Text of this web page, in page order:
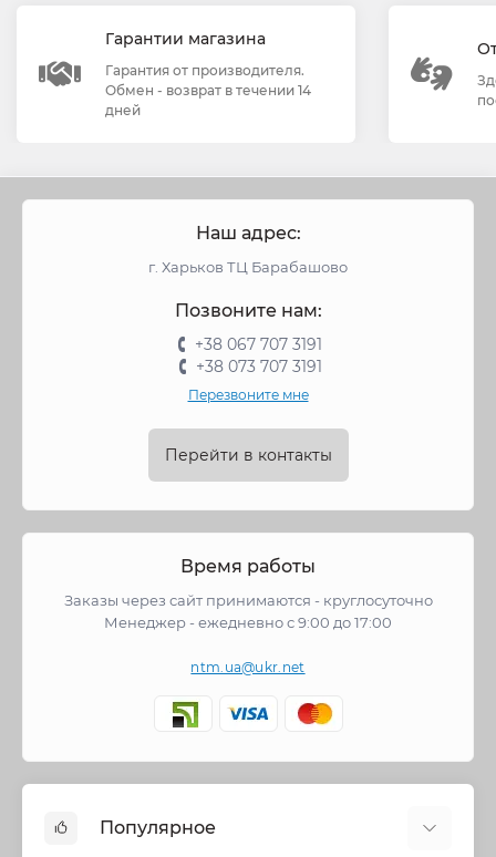
Гарантии магазина
Гарантия от производителя.
Обмен - возврат в течении 14
дней
Наш адрес:
г. Харьков ТЦ Барабашово
Позвоните нам:
+38 067 707 3191
+38 073 707 3191
Перезвоните мне
Перейти в контакты
Время работы
Заказы через сайт принимаются - круглосуточно
Менеджер - ежедневно с 9:00 до 17:00
ntm.ua@ukr.net
Популярное